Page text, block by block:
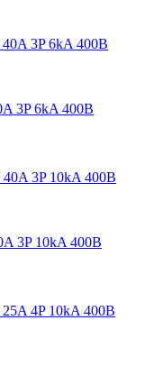
3P 6kA 400В
3P 10kA 400В